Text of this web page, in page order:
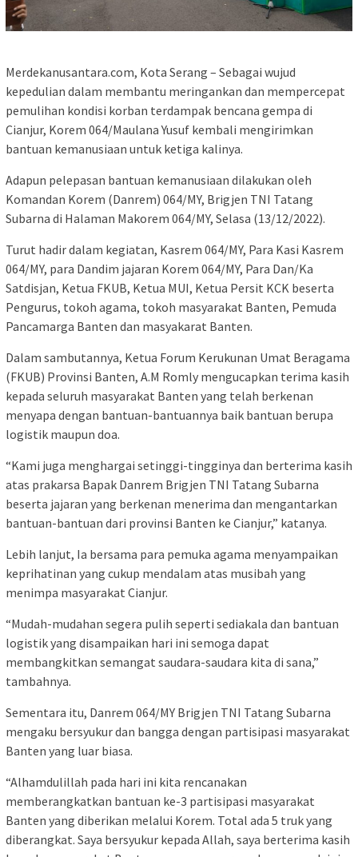
Merdekanusantara.com, Kota Serang – Sebagai wujud
kepedulian dalam membantu meringankan dan mempercepat
pemulihan kondisi korban terdampak bencana gempa di
Cianjur, Korem 064/Maulana Yusuf kembali mengirimkan
bantuan kemanusiaan untuk ketiga kalinya.
Adapun pelepasan bantuan kemanusiaan dilakukan oleh
Komandan Korem (Danrem) 064/MY, Brigjen TNI Tatang
Subarna di Halaman Makorem 064/MY, Selasa (13/12/2022).
Turut hadir dalam kegiatan, Kasrem 064/MY, Para Kasi Kasrem
064/MY, para Dandim jajaran Korem 064/MY, Para Dan/Ka
Satdisjan, Ketua FKUB, Ketua MUI, Ketua Persit KCK beserta
Pengurus, tokoh agama, tokoh masyarakat Banten, Pemuda
Pancamarga Banten dan masyakarat Banten.
Dalam sambutannya, Ketua Forum Kerukunan Umat Beragama
(FKUB) Provinsi Banten, A.M Romly mengucapkan terima kasih
kepada seluruh masyarakat Banten yang telah berkenan
menyapa dengan bantuan-bantuannya baik bantuan berupa
logistik maupun doa.
“Kami juga menghargai setinggi-tingginya dan berterima kasih
atas prakarsa Bapak Danrem Brigjen TNI Tatang Subarna
beserta jajaran yang berkenan menerima dan mengantarkan
bantuan-bantuan dari provinsi Banten ke Cianjur,” katanya.
Lebih lanjut, Ia bersama para pemuka agama menyampaikan
keprihatinan yang cukup mendalam atas musibah yang
menimpa masyarakat Cianjur.
“Mudah-mudahan segera pulih seperti sediakala dan bantuan
logistik yang disampaikan hari ini semoga dapat
membangkitkan semangat saudara-saudara kita di sana,”
tambahnya.
Sementara itu, Danrem 064/MY Brigjen TNI Tatang Subarna
mengaku bersyukur dan bangga dengan partisipasi masyarakat
Banten yang luar biasa.
“Alhamdulillah pada hari ini kita rencanakan
memberangkatkan bantuan ke-3 partisipasi masyarakat
Banten yang diberikan melalui Korem. Total ada 5 truk yang
diberangkat. Saya bersyukur kepada Allah, saya berterima kasih